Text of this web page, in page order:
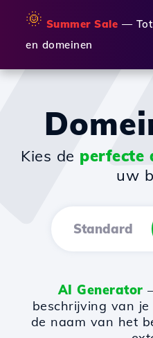
🌞 Summer Sale — Tot
en domeinen
Kies de perfecte
uw
Standard
AI Generator
beschrijving van
de naam van het